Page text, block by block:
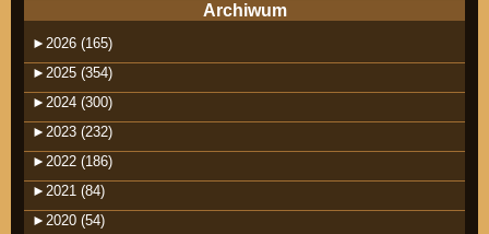
Archiwum
► 2026 (165)
► 2025 (354)
► 2024 (300)
► 2023 (232)
► 2022 (186)
► 2021 (84)
► 2020 (54)